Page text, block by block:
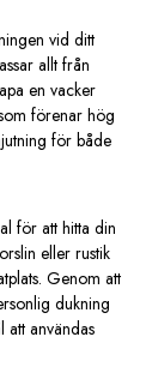
vid ditt
allt från
en vacker
förenar hög
för både
för att hitta din
eller rustik
Genom att
dukning
att användas